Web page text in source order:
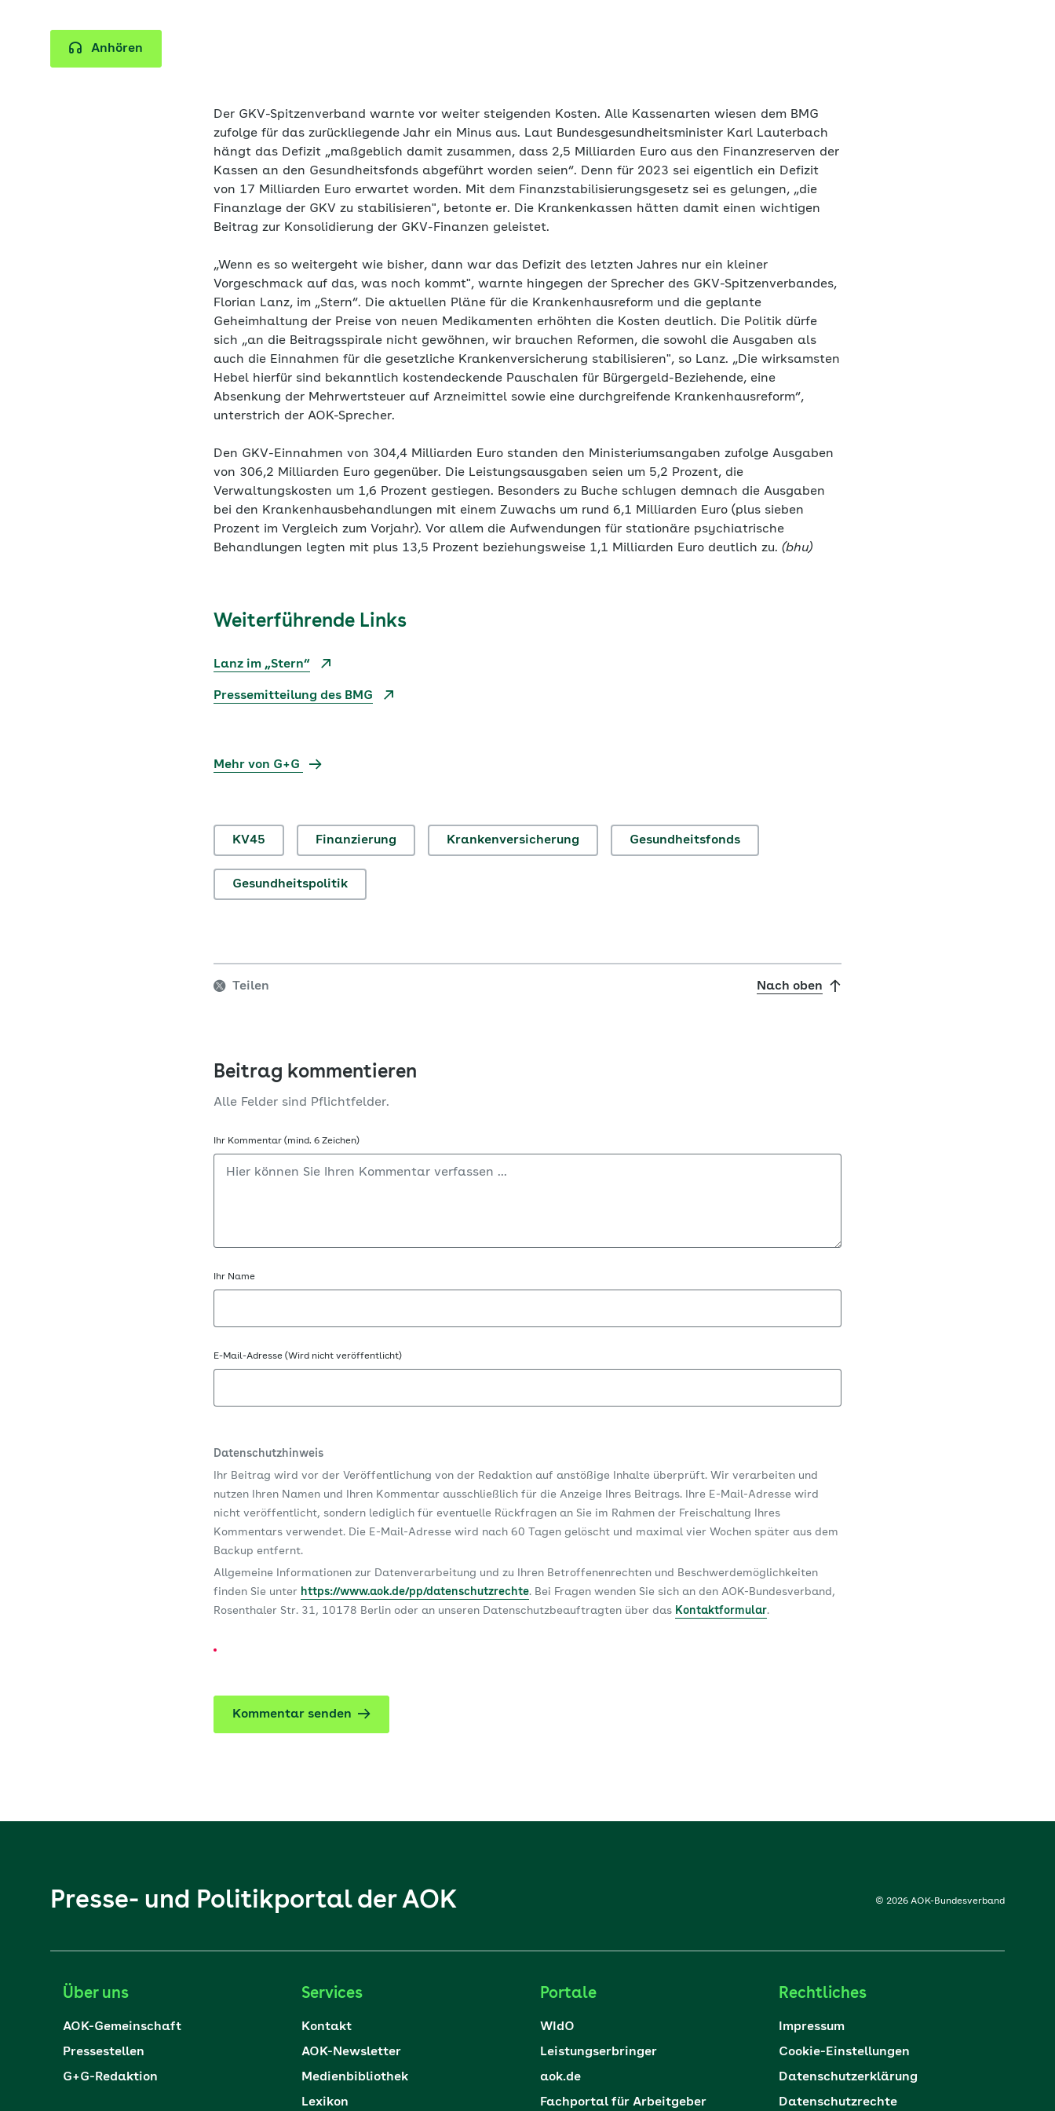
Anhören
Der GKV-Spitzenverband warnte vor weiter steigenden Kosten. Alle Kassenarten wiesen dem BMG
zufolge für das zurückliegende Jahr ein Minus aus. Laut Bundesgesundheitsminister Karl Lauterbach
hängt das Defizit „maßgeblich damit zusammen, dass 2,5 Milliarden Euro aus den Finanzreserven der
Kassen an den Gesundheitsfonds abgeführt worden seien“. Denn für 2023 sei eigentlich ein Defizit
von 17 Milliarden Euro erwartet worden. Mit dem Finanzstabilisierungsgesetz sei es gelungen, „die
Finanzlage der GKV zu stabilisieren", betonte er. Die Krankenkassen hätten damit einen wichtigen
Beitrag zur Konsolidierung der GKV-Finanzen geleistet.
„Wenn es so weitergeht wie bisher, dann war das Defizit des letzten Jahres nur ein kleiner
Vorgeschmack auf das, was noch kommt", warnte hingegen der Sprecher des GKV-Spitzenverbandes,
Florian Lanz, im „Stern“. Die aktuellen Pläne für die Krankenhausreform und die geplante
Geheimhaltung der Preise von neuen Medikamenten erhöhten die Kosten deutlich. Die Politik dürfe
sich „an die Beitragsspirale nicht gewöhnen, wir brauchen Reformen, die sowohl die Ausgaben als
auch die Einnahmen für die gesetzliche Krankenversicherung stabilisieren", so Lanz. „Die wirksamsten
Hebel hierfür sind bekanntlich kostendeckende Pauschalen für Bürgergeld-Beziehende, eine
Absenkung der Mehrwertsteuer auf Arzneimittel sowie eine durchgreifende Krankenhausreform“,
unterstrich der AOK-Sprecher.
Den GKV-Einnahmen von 304,4 Milliarden Euro standen den Ministeriumsangaben zufolge Ausgaben
von 306,2 Milliarden Euro gegenüber. Die Leistungsausgaben seien um 5,2 Prozent, die
Verwaltungskosten um 1,6 Prozent gestiegen. Besonders zu Buche schlugen demnach die Ausgaben
bei den Krankenhausbehandlungen mit einem Zuwachs um rund 6,1 Milliarden Euro (plus sieben
Prozent im Vergleich zum Vorjahr). Vor allem die Aufwendungen für stationäre psychiatrische
Behandlungen legten mit plus 13,5 Prozent beziehungsweise 1,1 Milliarden Euro deutlich zu. (bhu)
Weiterführende Links
Lanz im „Stern“
Pressemitteilung des BMG
Mehr von G+G
KV45 Finanzierung Krankenversicherung Gesundheitsfonds
Gesundheitspolitik
Teilen Nach oben
Beitrag kommentieren
Alle Felder sind Pflichtfelder.
Ihr Kommentar (mind. 6 Zeichen)
Ihr Name
E-Mail-Adresse (Wird nicht veröffentlicht)
Datenschutzhinweis
Ihr Beitrag wird vor der Veröffentlichung von der Redaktion auf anstößige Inhalte überprüft. Wir verarbeiten und
nutzen Ihren Namen und Ihren Kommentar ausschließlich für die Anzeige Ihres Beitrags. Ihre E-Mail-Adresse wird
nicht veröffentlicht, sondern lediglich für eventuelle Rückfragen an Sie im Rahmen der Freischaltung Ihres
Kommentars verwendet. Die E-Mail-Adresse wird nach 60 Tagen gelöscht und maximal vier Wochen später aus dem
Backup entfernt.
Allgemeine Informationen zur Datenverarbeitung und zu Ihren Betroffenenrechten und Beschwerdemöglichkeiten
finden Sie unter https://www.aok.de/pp/datenschutzrechte. Bei Fragen wenden Sie sich an den AOK-Bundesverband,
Rosenthaler Str. 31, 10178 Berlin oder an unseren Datenschutzbeauftragten über das Kontaktformular.
Kommentar senden
Presse- und Politikportal der AOK © 2026 AOK-Bundesverband
Über uns
AOK-Gemeinschaft
Pressestellen
G+G-Redaktion
Services
Kontakt
AOK-Newsletter
Medienbibliothek
Lexikon
Portale
WIdO
Leistungserbringer
aok.de
Fachportal für Arbeitgeber
Rechtliches
Impressum
Cookie-Einstellungen
Datenschutzerklärung
Datenschutzrechte